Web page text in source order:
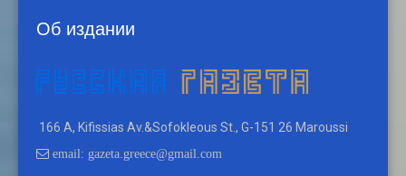
Об издании
166 A, Kifissias Av.&Sofokleous St., G-151 26 Maroussi
email: gazeta.greece@gmail.com